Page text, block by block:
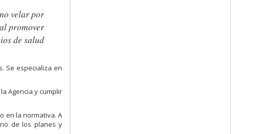
velar por
promover
de salud
Se especializa en
Agencia y cumplir
en la normativa. A
de los planes y